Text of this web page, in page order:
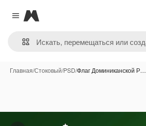
Close menu
Magnific
Главная/Стоковый/PSD/Флаг Доминиканской Р…